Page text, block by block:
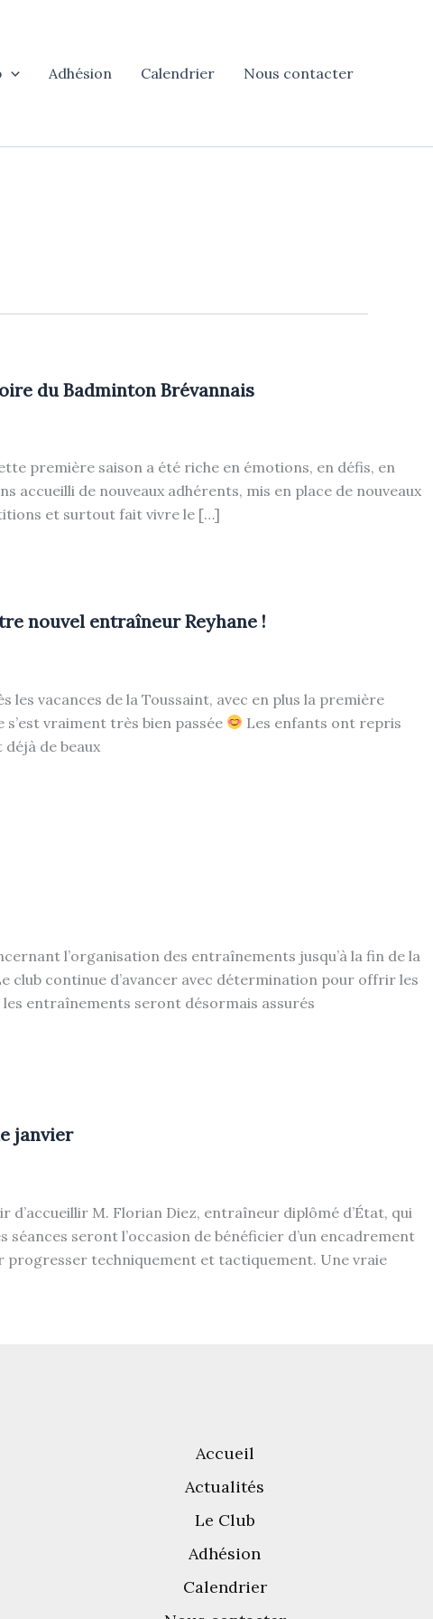
Adhésion Calendrier Nous contacter
du Badminton Brévannais
première saison a été riche en émotions, en défis, en
accueilli de nouveaux adhérents, mis en place de nouveaux
et surtout fait vivre le […]
nouvel entraîneur Reyhane !
vacances de la Toussaint, avec en plus la première
vraiment très bien passée
Les enfants ont repris
déjà de beaux
l’organisation des entraînements jusqu’à la fin de la
club continue d’avancer avec détermination pour offrir les
les entraînements seront désormais assurés
janvier
d’accueillir M. Florian Diez, entraîneur diplômé d’État, qui
seront l’occasion de bénéficier d’un encadrement
progresser techniquement et tactiquement. Une vraie
Accueil
Actualités
Le Club
Adhésion
Calendrier